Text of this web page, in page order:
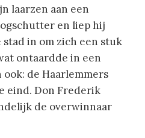
laarzen aan een
en liep hij
in om zich een stuk
ontaardde in een
de Haarlemmers
eind. Don Frederik
de overwinnaar